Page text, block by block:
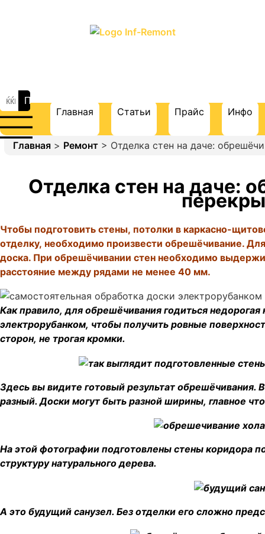
Главная Статьи Прайс Инфо
Главная > Ремонт > Отделка стен на даче:
Отделка стен на даче:
Чтобы подготовить стены, потолки в каркасно-
отделку, необходимо произвести обрешёчивание.
доска. При обрешёчивании стен необходимо
расстояние между рядами не менее 40 мм.
Как правило, для обрешёчивания годиться
электрорубанком, чтобы получить ровные
сторон, не трогая кромки.
Здесь вы видите готовый результат
разный. Доски могут быть разной ширины, главное
На этой фотографии подготовлены стены коридора
структуру натурального дерева.
А это будущий санузел. Без отделки его сложно